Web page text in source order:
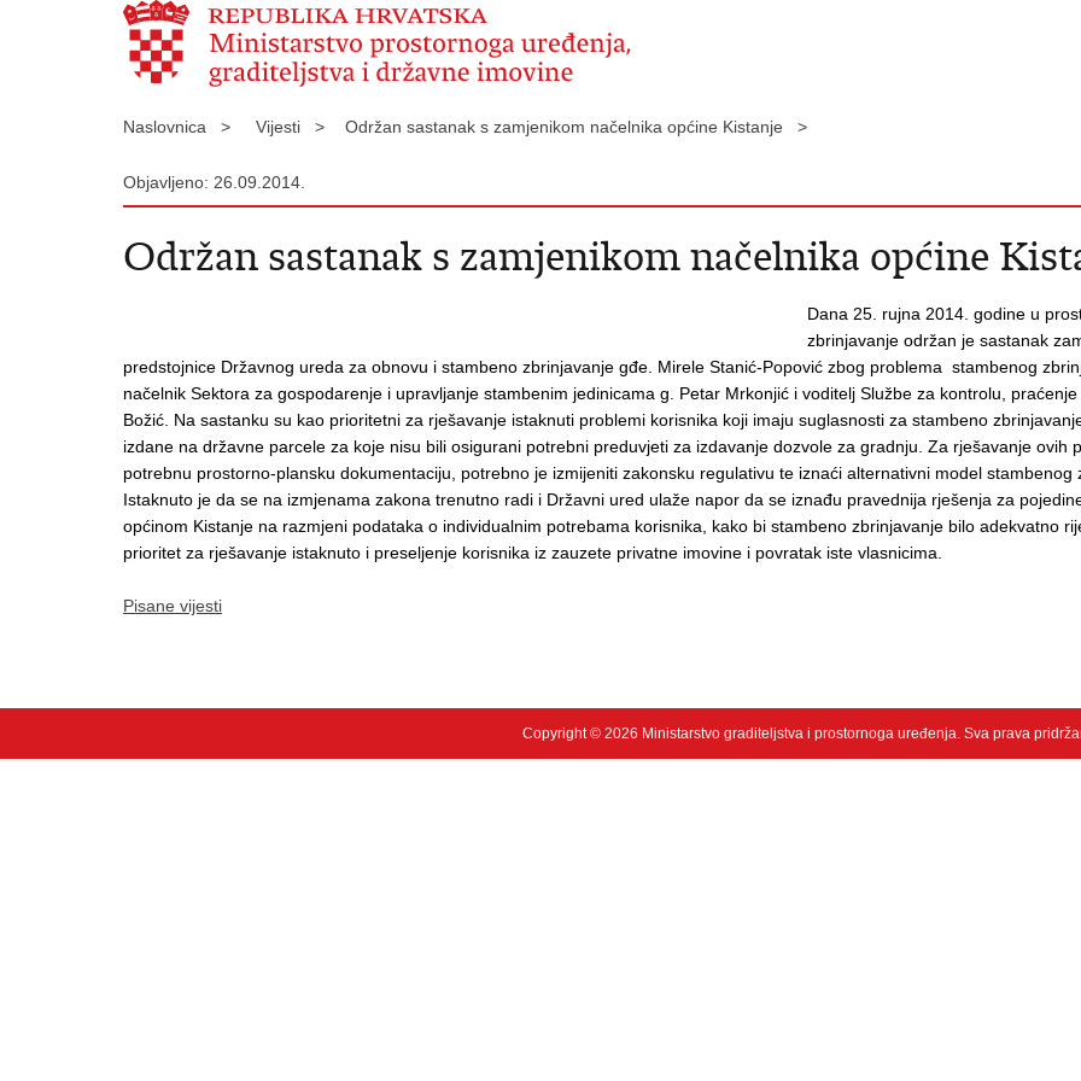
Naslovnica > Vijesti > Održan sastanak s zamjenikom načelnika općine Kistanje >
Objavljeno: 26.09.2014.
Održan sastanak s zamjenikom načelnika općine
Dana 25. rujna 2014. godine u
zbrinjavanje održan je sastanak
predstojnice Državnog ureda za obnovu i stambeno zbrinjavanje gđe. Mirele Stanić-Popović zbog problema stambenog
načelnik Sektora za gospodarenje i upravljanje stambenim jedinicama g. Petar Mrkonjić i voditelj Službe za kontrolu,
Božić. Na sastanku su kao prioritetni za rješavanje istaknuti problemi korisnika koji imaju suglasnosti za stambeno
izdane na državne parcele za koje nisu bili osigurani potrebni preduvjeti za izdavanje dozvole za gradnju. Za rješavanje ovih
potrebnu prostorno-plansku dokumentaciju, potrebno je izmijeniti zakonsku regulativu te iznaći alternativni model
Istaknuto je da se na izmjenama zakona trenutno radi i Državni ured ulaže napor da se iznađu pravednija rješenja za
općinom Kistanje na razmjeni podataka o individualnim potrebama korisnika, kako bi stambeno zbrinjavanje bilo adekvatno
prioritet za rješavanje istaknuto i preseljenje korisnika iz zauzete privatne imovine i povratak iste vlasnicima.
Pisane vijesti
Copyright © 2026 Ministarstvo graditeljstva i prostornoga uređenja. Sva prava